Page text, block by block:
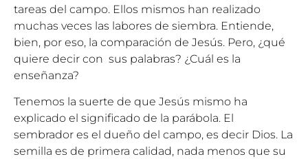
tareas del campo. Ellos mismos han realizado
muchas veces las labores de siembra. Entiende,
bien, por eso, la comparación de Jesús. Pero, ¿qué
quiere decir con sus palabras? ¿Cuál es la
enseñanza?
Tenemos la suerte de que Jesús mismo ha
explicado el significado de la parábola. El
sembrador es el dueño del campo, es decir Dios. La
semilla es de primera calidad, nada menos que su